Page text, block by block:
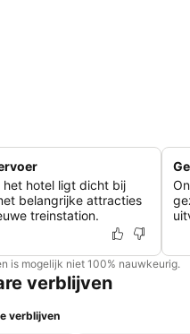
het hotel ligt dicht bij
belangrijke attracties
treinstation.
is mogelijk niet 100% nauwkeurig.
verblijven
verblijven